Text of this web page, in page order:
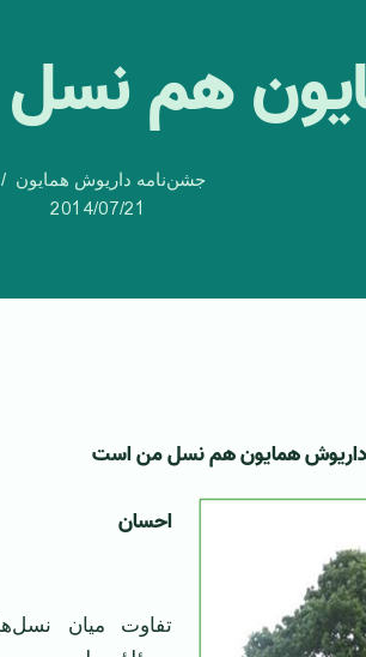
هم
جشن‌نامه داریوش همایون
2014/07/21
داریوش همایون هم نسل من است
‌احسان
تفاوت میان